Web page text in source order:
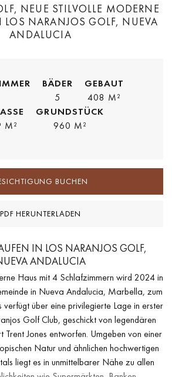
NEUE STILVOLLE MODERNE
LOS NARANJOS GOLF, NUEVA
ANDALUCIA
BÄDER
5
GEBAUT
408 M²
M²
GRUNDSTÜCK
960 M²
BUCHEN
PDF HERUNTERLADEN
IN LOS NARANJOS GOLF,
ANDALUCIA
Haus mit 4 Schlafzimmern wird 2024 in
in Nueva Andalucia, Marbella, zum
verfügt über eine privilegierte Lage in erster
Golf Club, geschickt von legendären
Jones entworfen. Umgeben von einer
Natur und ähnlichen hochwertigen
liegt es in unmittelbarer Nähe zu allen